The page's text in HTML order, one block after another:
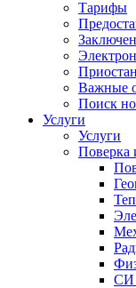
Тарифы
Важные
Поиск
Услуги
Услуги
Поверка
СИ